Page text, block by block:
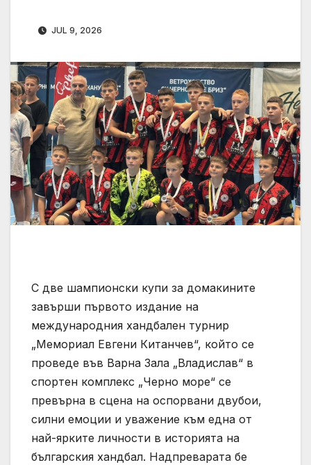
JUL 9, 2026
С две шампионски купи за домакините
завърши първото издание на
международния хандбален турнир
„Мемориал Евгени Китанчев“, който се
проведе във Варна Зала „Владислав“ в
спортен комплекс „Черно море“ се
превърна в сцена на оспорвани двубои,
силни емоции и уважение към една от
най-ярките личности в историята на
българския хандбал. Надпреварата бе